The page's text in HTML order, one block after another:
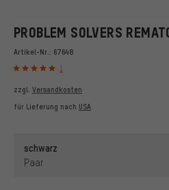
PROBLEM SOLVERS
Artikel-Nr.: 67648
1
zzgl. Versandkosten
für Lieferung nach USA
schwarz
Paar